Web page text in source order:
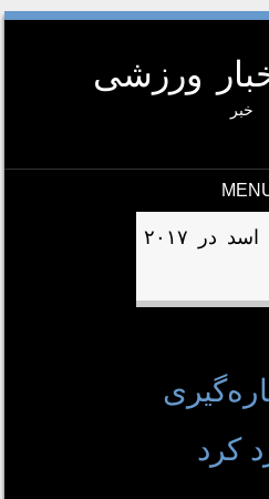
ورزشی
خبر
روسیه موضوع کناره‌گیری اسد در ۲۰۱۷